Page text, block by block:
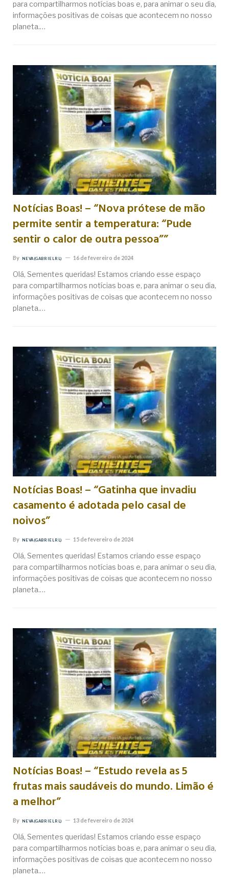
para compartilharmos notícias boas e, para animar o seu dia,
informações positivas de coisas que acontecem no nosso
planeta.…
Notícias Boas! – “Nova prótese de mão
permite sentir a temperatura: “Pude
sentir o calor de outra pessoa””
By NEVA (GABRIEL RL) 16 de fevereiro de 2024
Olá, Sementes queridas! Estamos criando esse espaço
para compartilharmos notícias boas e, para animar o seu dia,
informações positivas de coisas que acontecem no nosso
planeta.…
Notícias Boas! – “Gatinha que invadiu
casamento é adotada pelo casal de
noivos”
By NEVA (GABRIEL RL) 15 de fevereiro de 2024
Olá, Sementes queridas! Estamos criando esse espaço
para compartilharmos notícias boas e, para animar o seu dia,
informações positivas de coisas que acontecem no nosso
planeta.…
Notícias Boas! – “Estudo revela as 5
frutas mais saudáveis do mundo. Limão é
a melhor”
By NEVA (GABRIEL RL) 13 de fevereiro de 2024
Olá, Sementes queridas! Estamos criando esse espaço
para compartilharmos notícias boas e, para animar o seu dia,
informações positivas de coisas que acontecem no nosso
planeta.…